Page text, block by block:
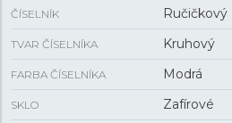
ČÍSELNÍK Ručičkový
TVAR ČÍSELNÍKA Kruhový
FARBA ČÍSELNÍKA Modrá
SKLO Zafírové